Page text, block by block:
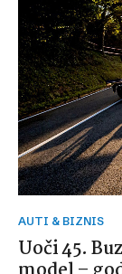
AUTI & BIZNIS
Uoči 45.